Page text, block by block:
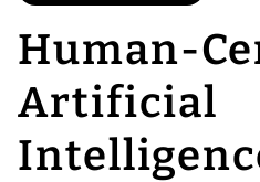
Human-
Artificial